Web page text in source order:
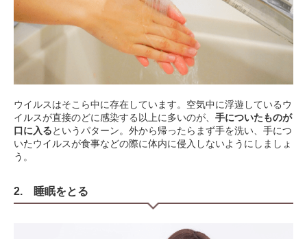
ウイルスはそこら中に存在しています。空気中に浮遊しているウ
イルスが直接のどに感染する以上に多いのが、 手についたものが
口に入るというパターン。外から帰ったらまず手を洗い、手につ
いたウイルスが食事などの際に体内に侵入しないようにしましょ
う。
2. 睡眠をとる